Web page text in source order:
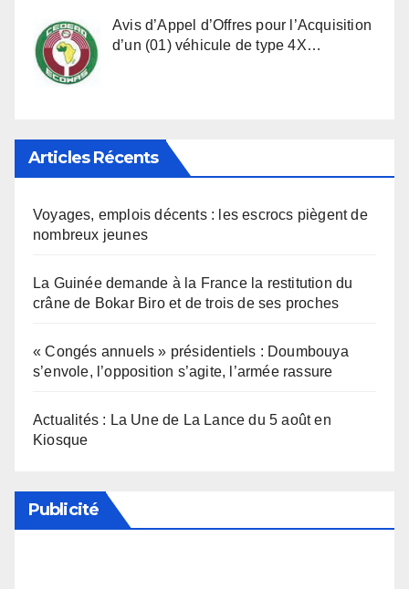
Avis d’Appel d’Offres pour l’Acquisition
d’un (01) véhicule de type 4X…
Articles Récents
Voyages, emplois décents : les escrocs piègent de
nombreux jeunes
La Guinée demande à la France la restitution du
crâne de Bokar Biro et de trois de ses proches
« Congés annuels » présidentiels : Doumbouya
s’envole, l’opposition s’agite, l’armée rassure
Actualités : La Une de La Lance du 5 août en
Kiosque
Publicité